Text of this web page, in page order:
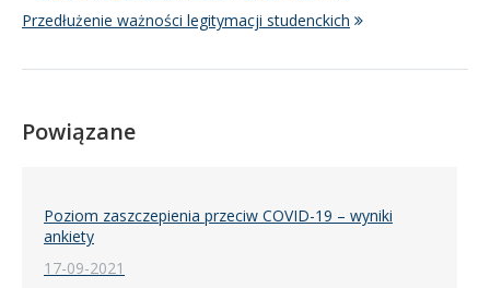
Przedłużenie ważności legitymacji studenckich
Powiązane
Poziom zaszczepienia przeciw COVID-19 – wyniki
ankiety
17-09-2021